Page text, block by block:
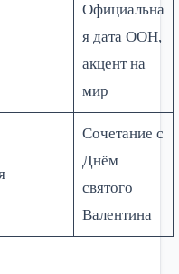
Официальна
я дата ООН,
акцент на
мир
Сочетание с
Днём
святого
Валентина